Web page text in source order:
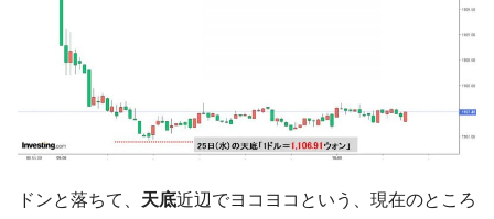
ドを掲げる「在韓反米勢力」
『Money1』
韓国政府「2035年までに18.4GW規模のAIデ
ータセンター整備」⇒ だから無理だってば。
『Money1』
JPモルガン「韓国レバレッジETFの清算は
ほぼ終わった」
発。
ドンと落ちて、 天底近辺でヨコヨコという、現在のところ